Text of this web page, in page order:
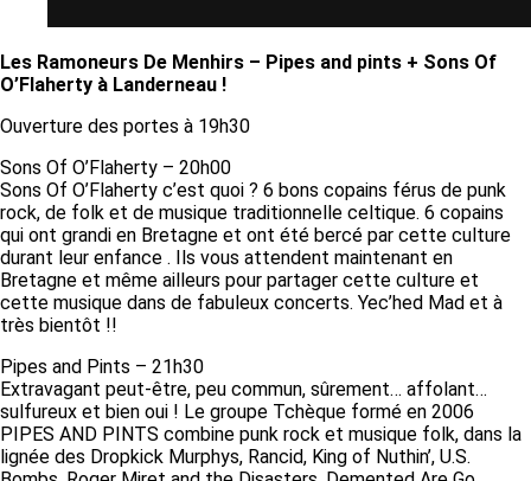
Les Ramoneurs De Menhirs – Pipes and pints + Sons Of
O’Flaherty à Landerneau !
Ouverture des portes à 19h30
Sons Of O’Flaherty – 20h00
Sons Of O’Flaherty c’est quoi ? 6 bons copains férus de punk
rock, de folk et de musique traditionnelle celtique. 6 copains
qui ont grandi en Bretagne et ont été bercé par cette culture
durant leur enfance . Ils vous attendent maintenant en
Bretagne et même ailleurs pour partager cette culture et
cette musique dans de fabuleux concerts. Yec’hed Mad et à
très bientôt !!
Pipes and Pints – 21h30
Extravagant peut-être, peu commun, sûrement… affolant…
sulfureux et bien oui ! Le groupe Tchèque formé en 2006
PIPES AND PINTS combine punk rock et musique folk, dans la
lignée des Dropkick Murphys, Rancid, King of Nuthin’, U.S.